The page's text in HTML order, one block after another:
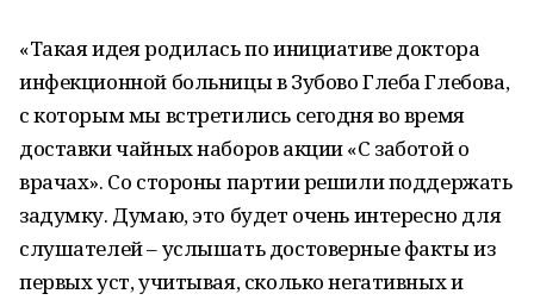
«Такая идея родилась по инициативе доктора
инфекционной больницы в Зубово Глеба Глебова,
с которым мы встретились сегодня во время
доставки чайных наборов акции «С заботой о
врачах». Со стороны партии решили поддержать
задумку. Думаю, это будет очень интересно для
слушателей – услышать достоверные факты из
первых уст, учитывая, сколько негативных и